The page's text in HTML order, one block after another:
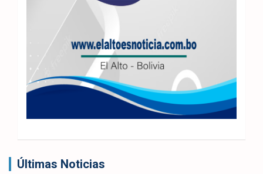
Últimas Noticias